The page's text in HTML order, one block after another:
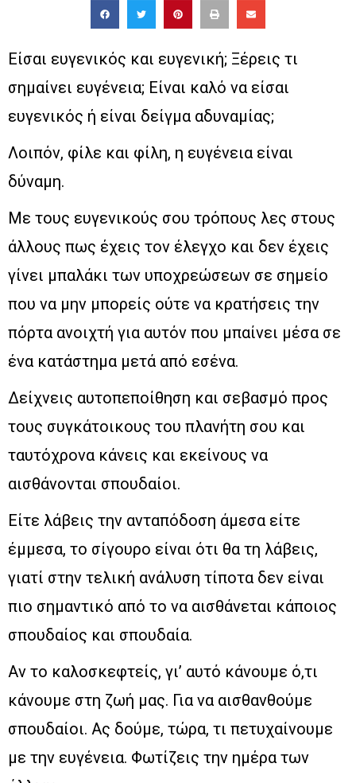
Είσαι ευγενικός και ευγενική; Ξέρεις τι
σημαίνει ευγένεια; Είναι καλό να είσαι
ευγενικός ή είναι δείγμα αδυναμίας;
Λοιπόν, φίλε και φίλη, η ευγένεια είναι
δύναμη.
Με τους ευγενικούς σου τρόπους λες στους
άλλους πως έχεις τον έλεγχο και δεν έχεις
γίνει μπαλάκι των υποχρεώσεων σε σημείο
που να μην μπορείς ούτε να κρατήσεις την
πόρτα ανοιχτή για αυτόν που μπαίνει μέσα σε
ένα κατάστημα μετά από εσένα.
Δείχνεις αυτοπεποίθηση και σεβασμό προς
τους συγκάτοικους του πλανήτη σου και
ταυτόχρονα κάνεις και εκείνους να
αισθάνονται σπουδαίοι.
Είτε λάβεις την ανταπόδοση άμεσα είτε
έμμεσα, το σίγουρο είναι ότι θα τη λάβεις,
γιατί στην τελική ανάλυση τίποτα δεν είναι
πιο σημαντικό από το να αισθάνεται κάποιος
σπουδαίος και σπουδαία.
Αν το καλοσκεφτείς, γι’ αυτό κάνουμε ό,τι
κάνουμε στη ζωή μας. Για να αισθανθούμε
σπουδαίοι. Ας δούμε, τώρα, τι πετυχαίνουμε
με την ευγένεια. Φωτίζεις την ημέρα των